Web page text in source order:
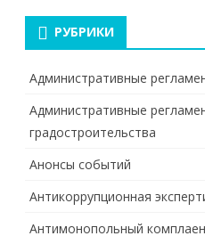
РУБРИКИ
Административные
Административные
градостроительства
Анонсы событий
Антикоррупционная
Антимонопольный